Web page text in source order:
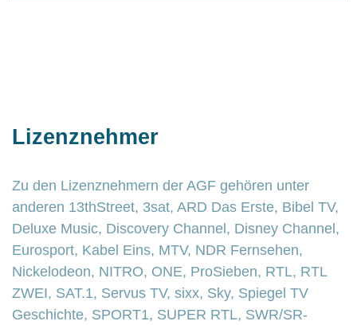
Lizenznehmer
Zu den Lizenznehmern der AGF gehören unter
anderen 13thStreet, 3sat, ARD Das Erste, Bibel TV,
Deluxe Music, Discovery Channel, Disney Channel,
Eurosport, Kabel Eins, MTV, NDR Fernsehen,
Nickelodeon, NITRO, ONE, ProSieben, RTL, RTL
ZWEI, SAT.1, Servus TV, sixx, Sky, Spiegel TV
Geschichte, SPORT1, SUPER RTL, SWR/SR-